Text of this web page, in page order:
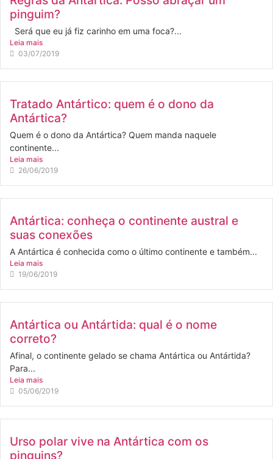
pinguim?
Será que eu já fiz carinho em uma foca?...
Leia mais
03/07/2019
Tratado Antártico: quem é o dono da
Antártica?
Quem é o dono da Antártica? Quem manda naquele
continente...
Leia mais
26/06/2019
Antártica: conheça o continente austral e
suas conexões
A Antártica é conhecida como o último continente e também...
Leia mais
19/06/2019
Antártica ou Antártida: qual é o nome
correto?
Afinal, o continente gelado se chama Antártica ou Antártida?
Para...
Leia mais
05/06/2019
Urso polar vive na Antártica com os
pinguins?